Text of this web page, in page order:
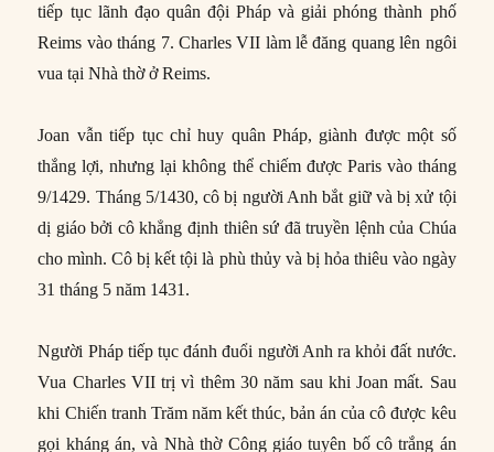
tiếp tục lãnh đạo quân đội Pháp và giải phóng thành phố
Reims vào tháng 7. Charles VII làm lễ đăng quang lên ngôi
vua tại Nhà thờ ở Reims.
Joan vẫn tiếp tục chỉ huy quân Pháp, giành được một số
thắng lợi, nhưng lại không thể chiếm được Paris vào tháng
9/1429. Tháng 5/1430, cô bị người Anh bắt giữ và bị xử tội
dị giáo bởi cô khẳng định thiên sứ đã truyền lệnh của Chúa
cho mình. Cô bị kết tội là phù thủy và bị hỏa thiêu vào ngày
31 tháng 5 năm 1431.
Người Pháp tiếp tục đánh đuổi người Anh ra khỏi đất nước.
Vua Charles VII trị vì thêm 30 năm sau khi Joan mất. Sau
khi Chiến tranh Trăm năm kết thúc, bản án của cô được kêu
gọi kháng án, và Nhà thờ Công giáo tuyên bố cô trắng án